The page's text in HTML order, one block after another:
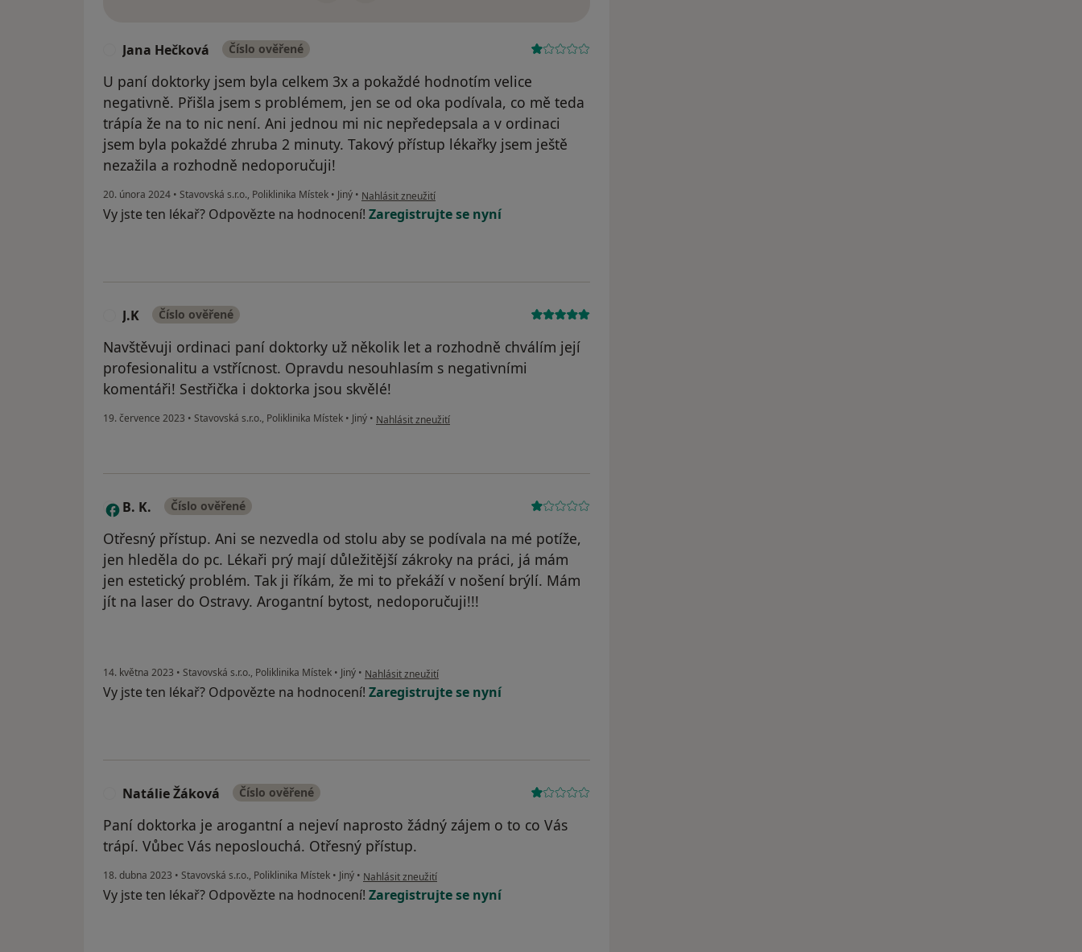
Jana Hečková Číslo ověřené
U paní doktorky jsem byla celkem 3x a pokaždé hodnotím velice
negativně. Přišla jsem s problémem, jen se od oka podívala, co mě teda
trápía že na to nic není. Ani jednou mi nic nepředepsala a v ordinaci
jsem byla pokaždé zhruba 2 minuty. Takový přístup lékařky jsem ještě
nezažila a rozhodně nedoporučuji!
20. února 2024 • Stavovská s.r.o., Poliklinika Místek • Jiný • podle názoru uživatele Jana Hečková
Nahlásit zneužití
Vy jste ten lékař? Odpovězte na hodnocení! Zaregistrujte se nyní
J.K Číslo ověřené
Navštěvuji ordinaci paní doktorky už několik let a rozhodně chválím její
profesionalitu a vstřícnost. Opravdu nesouhlasím s negativními
komentáři! Sestřička i doktorka jsou skvělé!
19. července 2023 • Stavovská s.r.o., Poliklinika Místek • Jiný • podle názoru uživatele J.K
Nahlásit zneužití
B B. K. Číslo ověřené
Otřesný přístup. Ani se nezvedla od stolu aby se podívala na mé potíže,
jen hleděla do pc. Lékaři prý mají důležitější zákroky na práci, já mám
jen estetický problém. Tak ji říkám, že mi to překáží v nošení brýlí. Mám
jít na laser do Ostravy. Arogantní bytost, nedoporučuji!!!
14. května 2023 • Stavovská s.r.o., Poliklinika Místek • Jiný • podle názoru uživatele B. K.
Nahlásit zneužití
Vy jste ten lékař? Odpovězte na hodnocení! Zaregistrujte se nyní
Natálie Žáková Číslo ověřené
Paní doktorka je arogantní a nejeví naprosto žádný zájem o to co Vás
trápí. Vůbec Vás neposlouchá. Otřesný přístup.
18. dubna 2023 • Stavovská s.r.o., Poliklinika Místek • Jiný • podle názoru uživatele Natálie Žáková
Nahlásit zneužití
Vy jste ten lékař? Odpovězte na hodnocení! Zaregistrujte se nyní